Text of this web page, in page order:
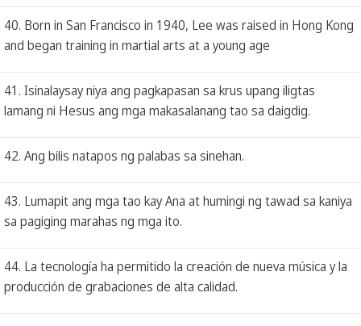
40. Born in San Francisco in 1940, Lee was raised in Hong Kong
and began training in martial arts at a young age
41. Isinalaysay niya ang pagkapasan sa krus upang iligtas
lamang ni Hesus ang mga makasalanang tao sa daigdig.
42. Ang bilis natapos ng palabas sa sinehan.
43. Lumapit ang mga tao kay Ana at humingi ng tawad sa kaniya
sa pagiging marahas ng mga ito.
44. La tecnología ha permitido la creación de nueva música y la
producción de grabaciones de alta calidad.